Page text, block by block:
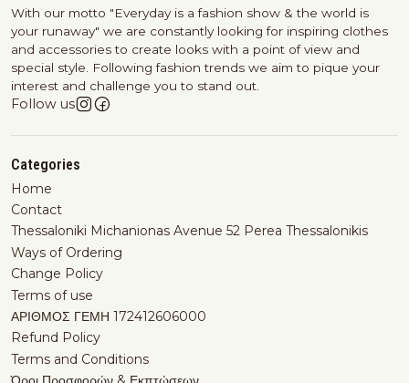
With our motto "Everyday is a fashion show & the world is
your runaway" we are constantly looking for inspiring clothes
and accessories to create looks with a point of view and
special style. Following fashion trends we aim to pique your
interest and challenge you to stand out.
Follow us
Categories
Home
Contact
Thessaloniki Michanionas Avenue 52 Perea Thessalonikis
Ways of Ordering
Change Policy
Terms of use
ΑΡΙΘΜΟΣ ΓΕΜΗ 172412606000
Refund Policy
Terms and Conditions